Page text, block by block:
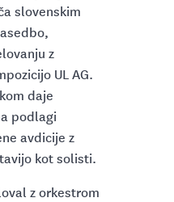
slovenskim
z
UL AG.
daje
podlagi
avdicije z
kot solisti.
z orkestrom